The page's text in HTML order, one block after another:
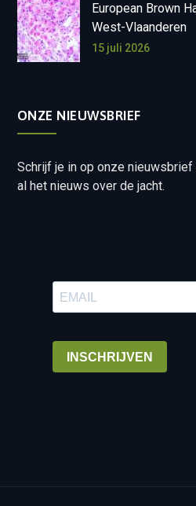
European Brown
West-Vlaanderen
15 juli 2026
ONZE NIEUWSBRIEF
Schrijf je in op onze
al het nieuws over de jacht.